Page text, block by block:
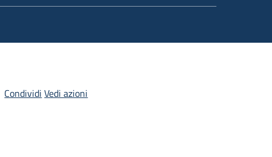
Condividi Vedi azioni